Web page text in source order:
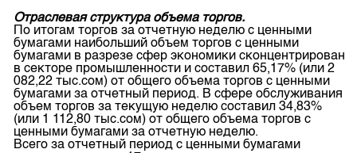
Отраслевая структура объема торгов.
По итогам торгов за отчетную неделю с ценными
бумагами наибольший объем торгов с ценными
бумагами в разрезе сфер экономики сконцентрирован
в секторе промышленности и составил 65,17% (или 2
082,22 тыс.сом) от общего объема торгов с ценными
бумагами за отчетный период. В сфере обслуживания
объем торгов за текущую неделю составил 34,83%
(или 1 112,80 тыс.сом) от общего объема торгов с
ценными бумагами за отчетную неделю.
Всего за отчетный период с ценными бумагами